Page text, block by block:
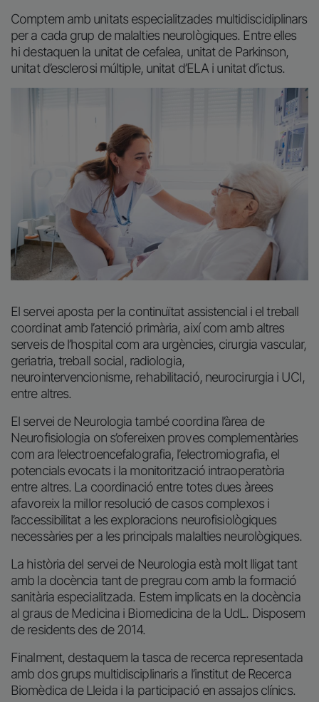
Comptem amb unitats especialitzades multidiscidiplinars
per a cada grup de malalties neurològiques. Entre elles
hi destaquen la unitat de cefalea, unitat de Parkinson,
unitat d’esclerosi múltiple, unitat d’ELA i unitat d’ictus.
El servei aposta per la continuïtat assistencial i el treball
coordinat amb l’atenció primària, així com amb altres
serveis de l’hospital com ara urgències, cirurgia vascular,
geriatria, treball social, radiologia,
neurointervencionisme, rehabilitació, neurocirurgia i UCI,
entre altres.
El servei de Neurologia també coordina l’àrea de
Neurofisiologia on s’ofereixen proves complementàries
com ara l’electroencefalografia, l’electromiografia, el
potencials evocats i la monitorització intraoperatòria
entre altres. La coordinació entre totes dues àrees
afavoreix la millor resolució de casos complexos i
l’accessibilitat a les exploracions neurofisiològiques
necessàries per a les principals malalties neurològiques.
La història del servei de Neurologia està molt lligat tant
amb la docència tant de pregrau com amb la formació
sanitària especialitzada. Estem implicats en la docència
al graus de Medicina i Biomedicina de la UdL. Disposem
de residents des de 2014.
Finalment, destaquem la tasca de recerca representada
amb dos grups multidisciplinaris a l’institut de Recerca
Biomèdica de Lleida i la participació en assajos clínics.